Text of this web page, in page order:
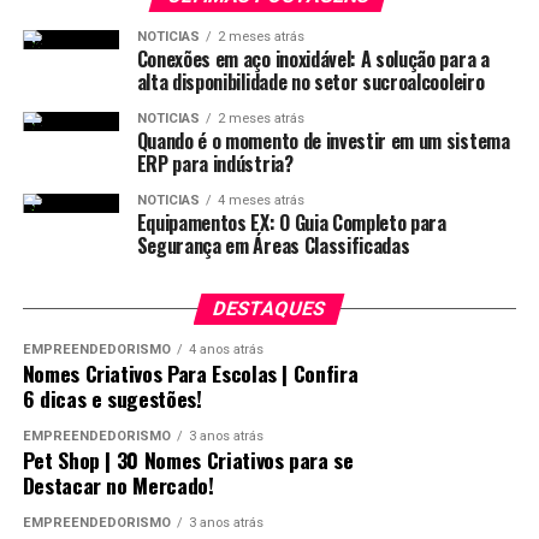
NOTICIAS 2 meses atrás
Conexões em aço inoxidável: A solução para a
alta disponibilidade no setor sucroalcooleiro
NOTICIAS 2 meses atrás
Quando é o momento de investir em um sistema
ERP para indústria?
NOTICIAS 4 meses atrás
Equipamentos EX: O Guia Completo para
Segurança em Áreas Classificadas
DESTAQUES
EMPREENDEDORISMO 4 anos atrás
Nomes Criativos Para Escolas | Confira
6 dicas e sugestões!
EMPREENDEDORISMO 3 anos atrás
Pet Shop | 30 Nomes Criativos para se
Destacar no Mercado!
EMPREENDEDORISMO 3 anos atrás